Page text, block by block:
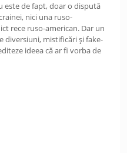
este de fapt, doar o dispută
nici una ruso-
rece ruso-american. Dar un
diversiuni, mistificări și fake-
ideea că ar fi vorba de